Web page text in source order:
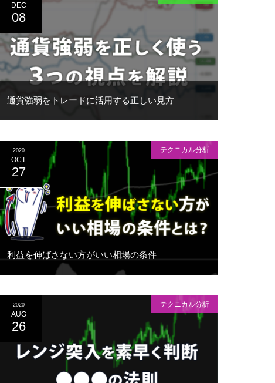
通貨強弱をトレードに活用する正しい見方
DEC
08
利益を伸ばさない方がいい相場の条件
2020
OCT
27
テクニカル分析
2020
AUG
26
テクニカル分析